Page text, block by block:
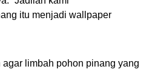
itu menjadi wallpaper
limbah pohon pinang yang